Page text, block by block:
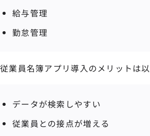
給与管理
勤怠管理
従業員名簿アプリ導入のメリットは以
データが検索しやすい
従業員との接点が増える